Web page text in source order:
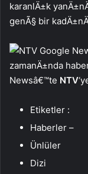
karanlÄ±k
genÃ§ bir
zamanÄ±nda
Newsâ€™te NTV
Etiketler :
Haberler –
Ünlüler
Dizi